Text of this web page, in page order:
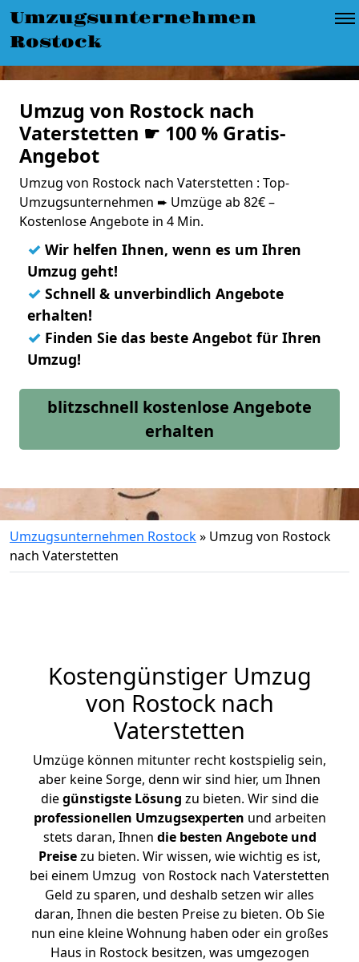
Umzugsunternehmen
Rostock
Umzug von Rostock nach
Vaterstetten ☛ 100 % Gratis-
Angebot
Umzug von Rostock nach Vaterstetten : Top-
Umzugsunternehmen ➨ Umzüge ab 82€ –
Kostenlose Angebote in 4 Min.
✓ Wir helfen Ihnen, wenn es um Ihren
Umzug geht!
✓ Schnell & unverbindlich Angebote
erhalten!
✓ Finden Sie das beste Angebot für Ihren
Umzug!
blitzschnell kostenlose Angebote
erhalten
Umzugsunternehmen Rostock» Umzug von Rostock
nach Vaterstetten
Kostengünstiger Umzug
von Rostock nach
Vaterstetten
Umzüge können mitunter recht kostspielig sein,
aber keine Sorge, denn wir sind hier, um Ihnen
diegünstigste Lösung zu bieten. Wir sind die
professionellen Umzugsexperten und arbeiten
stets daran, Ihnen die besten Angebote und
Preisezu bieten. Wir wissen, wie wichtig es ist,
bei einem Umzug von Rostock nach Vaterstetten
Geld zu sparen, und deshalb setzen wir alles
daran, Ihnen die besten Preise zu bieten. Ob Sie
nun eine kleine Wohnung haben oder ein großes
Haus in Rostock besitzen, was umgezogen